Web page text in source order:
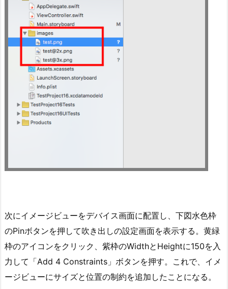
次にイメージビューをデバイス画面に配置し、下図水色枠
のPinボタンを押して吹き出しの設定画面を表示する。黄緑
枠のアイコンをクリック、紫枠のWidthとHeightに150を入
力して「Add 4 Constraints」ボタンを押す。これで、イメ
ージビューにサイズと位置の制約を追加したことになる。